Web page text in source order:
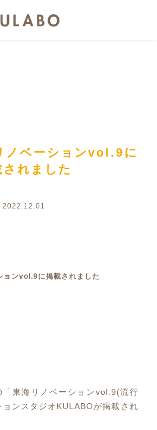
ノベーションvol.9に
されました
2022.12.01
東海リノベーションvol.9(流行
ンスタジオKULABOが掲載され